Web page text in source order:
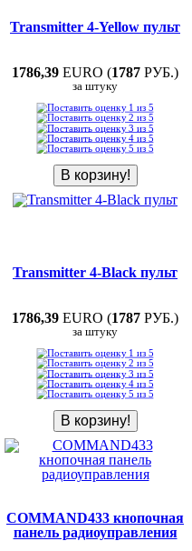
Transmitter 4-Yellow пульт
1786,39 EURO (1787 РУБ.)
за штуку
Transmitter 4-Black пульт
1786,39 EURO (1787 РУБ.)
за штуку
COMMAND433 кнопочная
панель радиоуправления